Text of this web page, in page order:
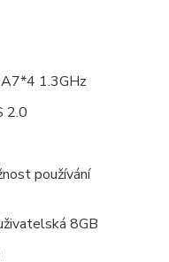
1.3GHz
2.0
používání
8GB